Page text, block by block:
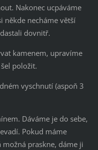
Nakonec ucpáváme
někde necháme větší
dovnitř.
kamenem, upravíme
položit.
vyschnutí (aspoň 3
Dáváme je do sebe,
Pokud máme
praskne, dáme ji